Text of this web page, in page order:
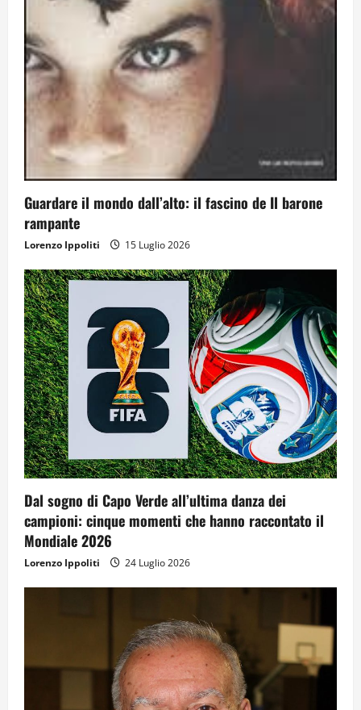
Guardare il mondo dall’alto: il fascino de Il barone
rampante
Lorenzo Ippoliti 15 Luglio 2026
Dal sogno di Capo Verde all’ultima danza dei
campioni: cinque momenti che hanno raccontato il
Mondiale 2026
Lorenzo Ippoliti 24 Luglio 2026